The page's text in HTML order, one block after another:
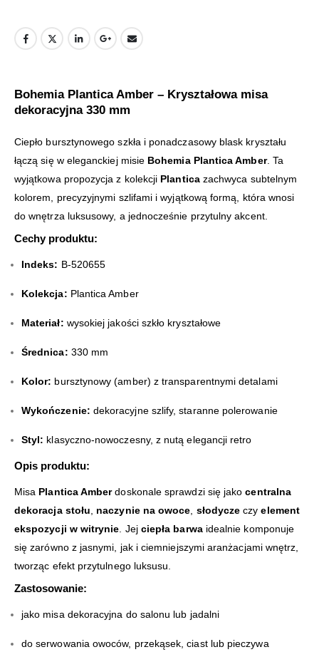
Bohemia Plantica Amber – Kryształowa misa
dekoracyjna 330 mm
Ciepło bursztynowego szkła i ponadczasowy blask kryształu
łączą się w eleganckiej misie Bohemia Plantica Amber. Ta
wyjątkowa propozycja z kolekcji Planticazachwyca subtelnym
kolorem, precyzyjnymi szlifami i wyjątkową formą, która wnosi
do wnętrza luksusowy, a jednocześnie przytulny akcent.
Cechy produktu:
Indeks: B-520655
Kolekcja: Plantica Amber
Materiał: wysokiej jakości szkło kryształowe
Średnica: 330 mm
Kolor: bursztynowy (amber) z transparentnymi detalami
Wykończenie: dekoracyjne szlify, staranne polerowanie
Styl: klasyczno-nowoczesny, z nutą elegancji retro
Opis produktu:
Misa Plantica Amberdoskonale sprawdzi się jakocentralna
dekoracja stołu
naczynie na owoce słodycze czyelement
ekspozycji w witrynie . Jej ciepła barwaidealnie komponuje
się zarówno z jasnymi, jak i ciemniejszymi aranżacjami wnętrz,
tworząc efekt przytulnego luksusu.
Zastosowanie:
jako misa dekoracyjna do salonu lub jadalni
do serwowania owoców, przekąsek, ciast lub pieczywa